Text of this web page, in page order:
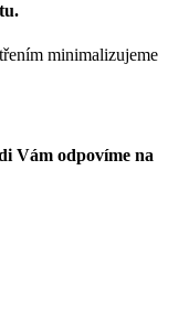
minimalizujeme
Vám odpovíme na